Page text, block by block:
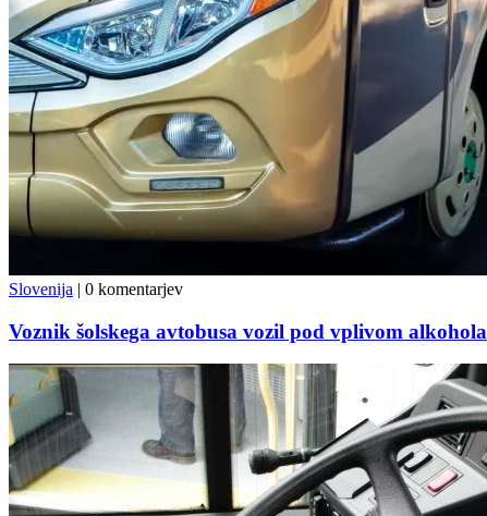
Slovenija | 0 komentarjev
Voznik šolskega avtobusa vozil pod vplivom alkohola